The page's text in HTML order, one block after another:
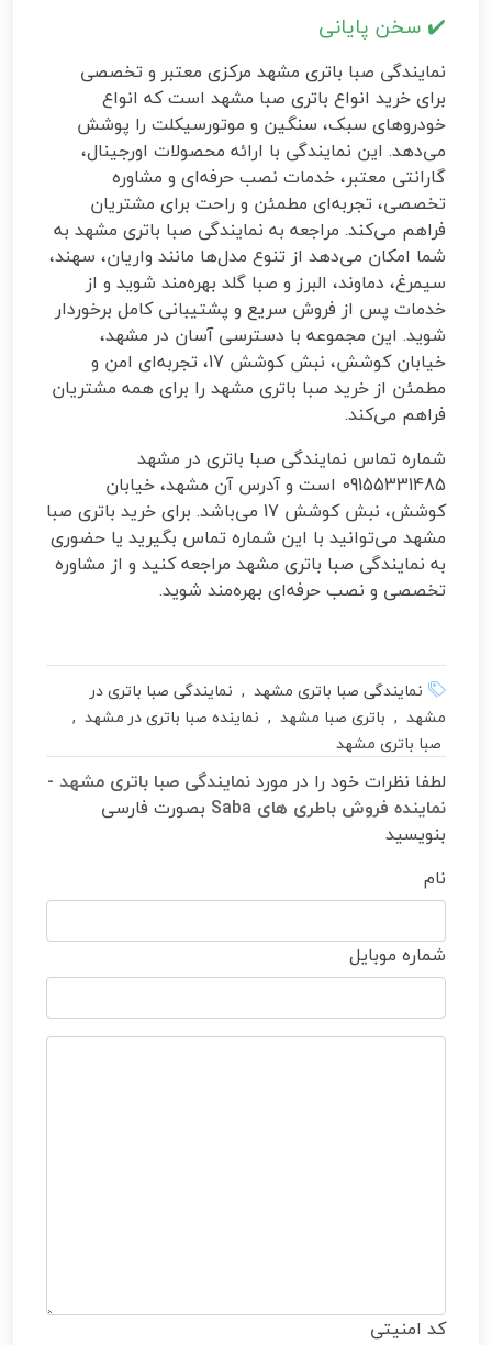
✔️ سخن پایانی
نمایندگی صبا باتری مشهد مرکزی معتبر و تخصصی
برای خرید انواع باتری صبا مشهد است که انواع
خودروهای سبک، سنگین و موتورسیکلت را پوشش
می‌دهد. این نمایندگی با ارائه محصولات اورجینال،
گارانتی معتبر، خدمات نصب حرفه‌ای و مشاوره
تخصصی، تجربه‌ای مطمئن و راحت برای مشتریان
فراهم می‌کند. مراجعه به نمایندگی صبا باتری مشهد به
شما امکان می‌دهد از تنوع مدل‌ها مانند واریان، سهند،
سیمرغ، دماوند، البرز و صبا گلد بهره‌مند شوید و از
خدمات پس از فروش سریع و پشتیبانی کامل برخوردار
شوید. این مجموعه با دسترسی آسان در مشهد،
خیابان کوشش، نبش کوشش 17، تجربه‌ای امن و
مطمئن از خرید صبا باتری مشهد را برای همه مشتریان
فراهم می‌کند.
شماره تماس نمایندگی صبا باتری در مشهد
09155331485 است و آدرس آن مشهد، خیابان
کوشش، نبش کوشش 17 می‌باشد. برای خرید باتری صبا
مشهد می‌توانید با این شماره تماس بگیرید یا حضوری
به نمایندگی صبا باتری مشهد مراجعه کنید و از مشاوره
تخصصی و نصب حرفه‌ای بهره‌مند شوید.
نمایندگی صبا باتری مشهد , نمایندگی صبا باتری در
مشهد , باتری صبا مشهد , نماینده صبا باتری در مشهد ,
صبا باتری مشهد
لطفا نظرات خود را در موردنمایندگی صبا باتری مشهد -
نماینده فروش باطری های Saba
بصورت فارسی
بنویسید
نام
شماره موبایل
کد امنیتی